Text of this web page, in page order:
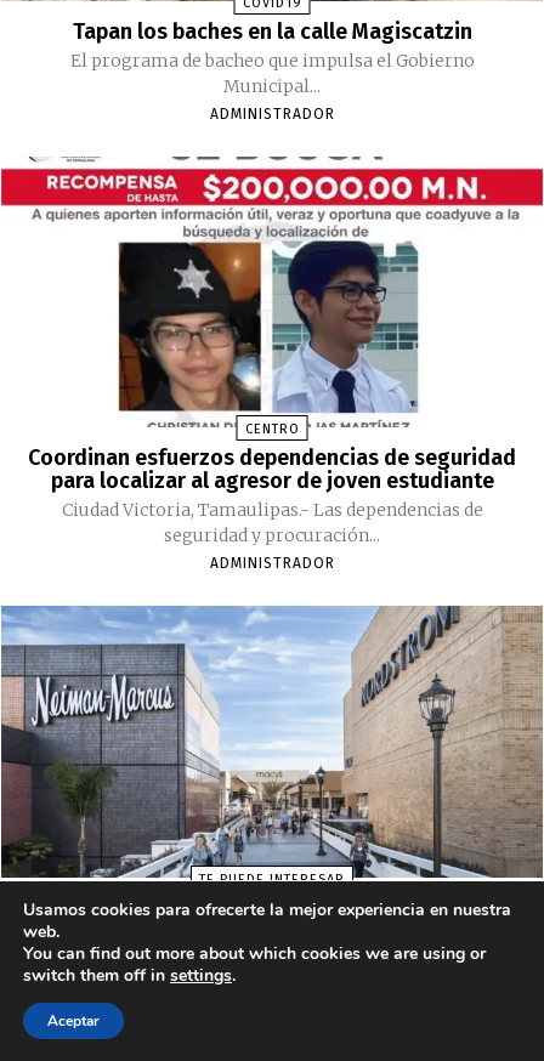
Usamos cookies para ofrecerte la mejor experiencia en nuestra
web.
You can find out more about which cookies we are using or
switch them off in settings.
Aceptar